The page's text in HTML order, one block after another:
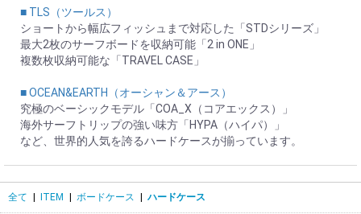
■ TLS（ツールス）
ショートから幅広フィッシュまで対応した「STDシリーズ」
最大2枚のサーフボードを収納可能「2 in ONE」
複数枚収納可能な「TRAVEL CASE」
■ OCEAN&EARTH（オーシャン＆アース）
究極のベーシックモデル「COA_X（コアエックス）」
海外サーフトリップの強い味方「HYPA（ハイパ）」
など、世界的人気を誇るハードケースが揃っています。
全て ITEM ボードケース ハードケース